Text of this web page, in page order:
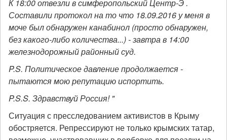
К 18:00 отвезли в симферопольский Центр-Э .
Составили протокол на то что 18.09.2016 у меня в
моче был обнаружен канабинол (просто обнаружен,
без какого-либо количества...) - завтра в 14:00
железнодорожный районный суд.
P.S. Политическое давление продолжается -
пытаются мою репутацию испортить.
P.S.S. Здравствуй Россия! "
Ситуация с пресследованием активистов в Крыму
обостряется. Репрессируют не только крымских татар,